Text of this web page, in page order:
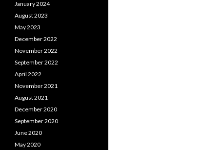
January 2024
August 2023
May 2023
December 2022
November 2022
September 2022
April 2022
November 2021
August 2021
December 2020
September 2020
June 2020
May 2020